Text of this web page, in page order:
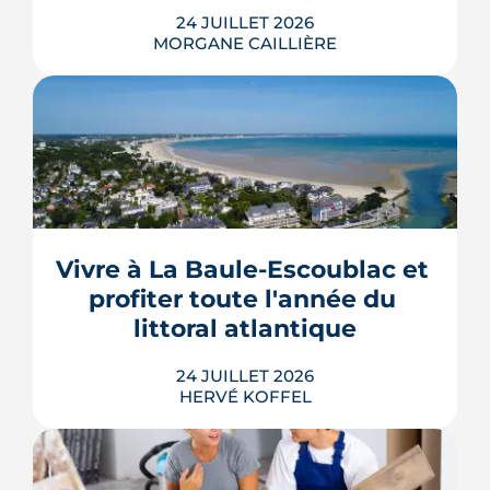
24 JUILLET 2026
MORGANE CAILLIÈRE
Le projet de la ZAC Pirmil-Les Isles
déploie 3 300 logements neufs entre
Rezé et Nantes, dont 55 % attribués au
en Bail Réel Solidaire.
LIRE L'ARTICLE
Vivre à La Baule-Escoublac et
profiter toute l'année du
littoral atlantique
24 JUILLET 2026
HERVÉ KOFFEL